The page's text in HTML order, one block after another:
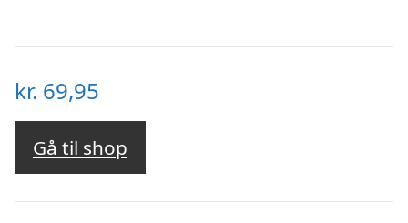
kr. 69,95
Gå til shop